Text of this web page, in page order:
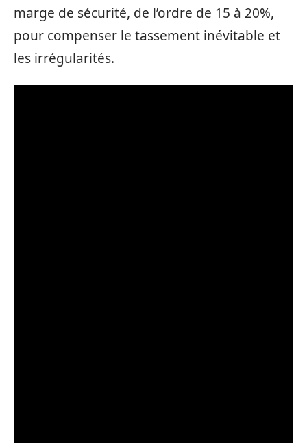
marge de sécurité, de l’ordre de 15 à 20%,
pour compenser le tassement inévitable et
les irrégularités.